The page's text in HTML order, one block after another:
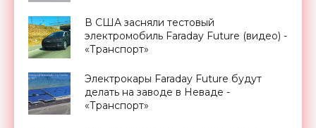
В США засняли тестовый
электромобиль Faraday Future (видео) -
«Транспорт»
Электрокары Faraday Future будут
делать на заводе в Неваде -
«Транспорт»